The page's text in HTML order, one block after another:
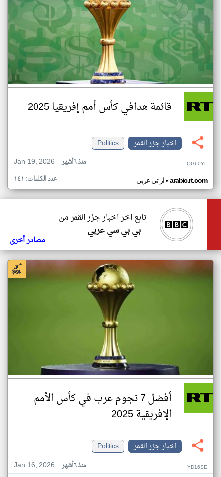
قائمة هدافي كأس أمم إفريقيا 2025
اخبار جزر القمر
Politics
Jan 19, 2026
منذ ٦ أشهر QG60YL
ار تي عربي• arabic.rt.com عدد الكلمات: ١٤١
تابع اخر اخبار جزر القمر من
بي بي سي عربي
مصادر أخرى
أفضل 7 نجوم عرب في كأس الأمم
الإفريقية 2025
اخبار جزر القمر
Politics
Jan 16, 2026
منذ ٦ أشهر YD16SE